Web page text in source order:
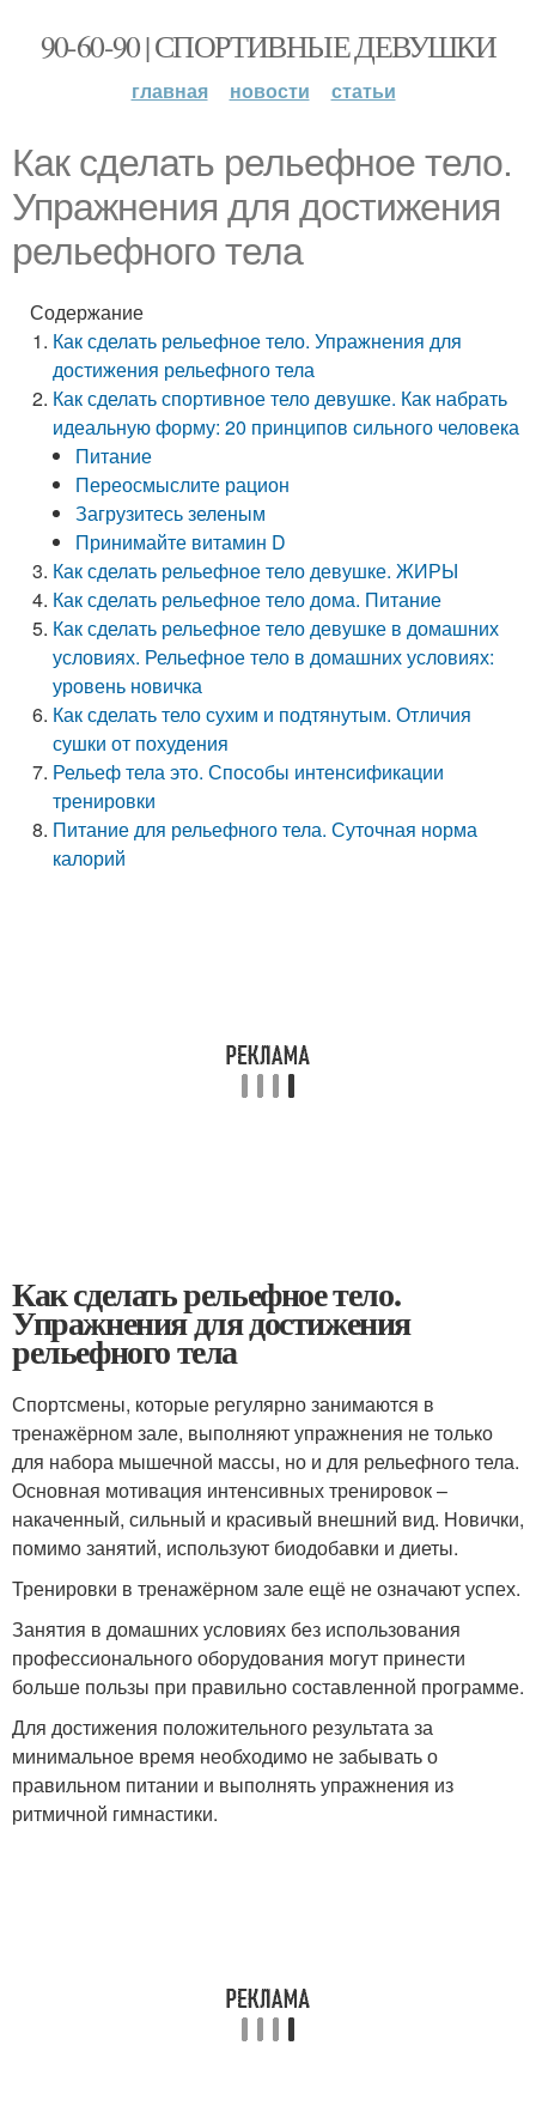
90-60-90 | СПОРТИВНЫЕ ДЕВУШКИ
главная новости статьи
Как сделать рельефное тело.
Упражнения для достижения
рельефного тела
Содержание
Как сделать рельефное тело. Упражнения для
достижения рельефного тела
Как сделать спортивное тело девушке. Как набрать
идеальную форму: 20 принципов сильного человека
Питание
Переосмыслите рацион
Загрузитесь зеленым
Принимайте витамин D
Как сделать рельефное тело девушке. ЖИРЫ
Как сделать рельефное тело дома. Питание
Как сделать рельефное тело девушке в домашних
условиях. Рельефное тело в домашних условиях:
уровень новичка
Как сделать тело сухим и подтянутым. Отличия
сушки от похудения
Рельеф тела это. Способы интенсификации
тренировки
Питание для рельефного тела. Суточная норма
калорий
Как сделать рельефное тело.
Упражнения для достижения
рельефного тела
Спортсмены, которые регулярно занимаются в
тренажёрном зале, выполняют упражнения не только
для набора мышечной массы, но и для рельефного тела.
Основная мотивация интенсивных тренировок –
накаченный, сильный и красивый внешний вид. Новички,
помимо занятий, используют биодобавки и диеты.
Тренировки в тренажёрном зале ещё не означают успех.
Занятия в домашних условиях без использования
профессионального оборудования могут принести
больше пользы при правильно составленной программе.
Для достижения положительного результата за
минимальное время необходимо не забывать о
правильном питании и выполнять упражнения из
ритмичной гимнастики.